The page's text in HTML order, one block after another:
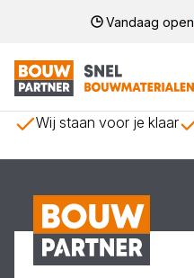
Vandaag open
Wij staan voor je klaar